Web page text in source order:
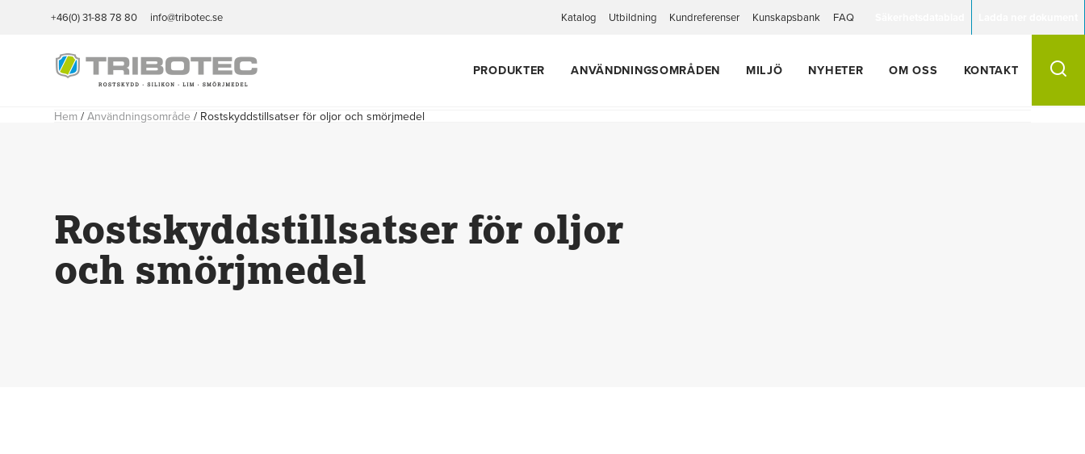
+46(0) 31-88 78 80 info@tribotec.se Katalog Utbildning Kundreferenser Kunskapsbank FAQ
PRODUKTER ANVÄNDNINGSOMRÅDEN MILJÖ NYHETER OM OSS KONTAKT
Hem /Användningsområde / Rostskyddstillsatser för oljor och smörjmedel
Rostskyddstillsatser för oljor
och smörjmedel